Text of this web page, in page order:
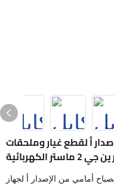
أ لقطع غيار وملحقات